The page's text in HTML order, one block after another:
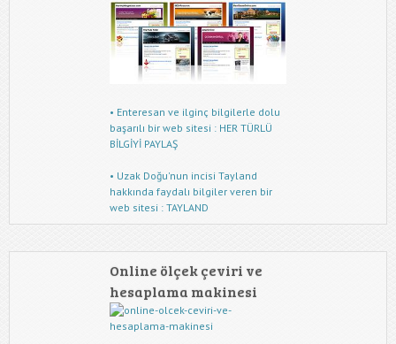
• Enteresan ve ilginç bilgilerle dolu
başarılı bir web sitesi : HER TÜRLÜ
BİLGİYİ PAYLAŞ
• Uzak Doğu'nun incisi Tayland
hakkında faydalı bilgiler veren bir
web sitesi : TAYLAND
Online ölçek çeviri ve
hesaplama makinesi